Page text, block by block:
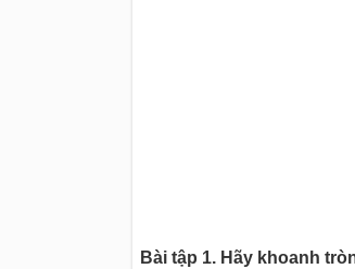
Bài tập 1. Hãy khoanh